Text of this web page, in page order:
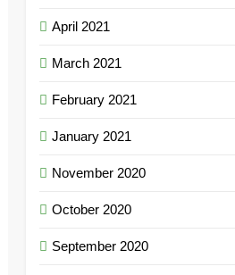
April 2021
March 2021
February 2021
January 2021
November 2020
October 2020
September 2020